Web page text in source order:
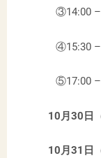
③14:00 –
④15:30 –
⑤17:00 –
10月30日
10月31日